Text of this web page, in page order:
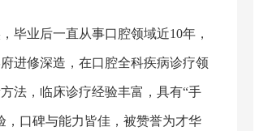
毕业后一直从事口腔领域近10年，
进修深造，在口腔全科疾病诊疗领
法，临床诊疗经验丰富，具有“手
，口碑与能力皆佳，被赞誉为才华